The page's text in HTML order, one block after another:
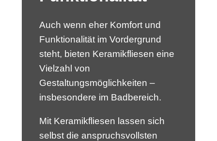
Auch wenn eher Komfort und
Funktionalität im Vordergrund
steht, bieten Keramikfliesen eine
Vielzahl von
Gestaltungsmöglichkeiten –
insbesondere im Badbereich. ­
Mit Keramikfliesen lassen sich
selbst die anspruchsvollsten